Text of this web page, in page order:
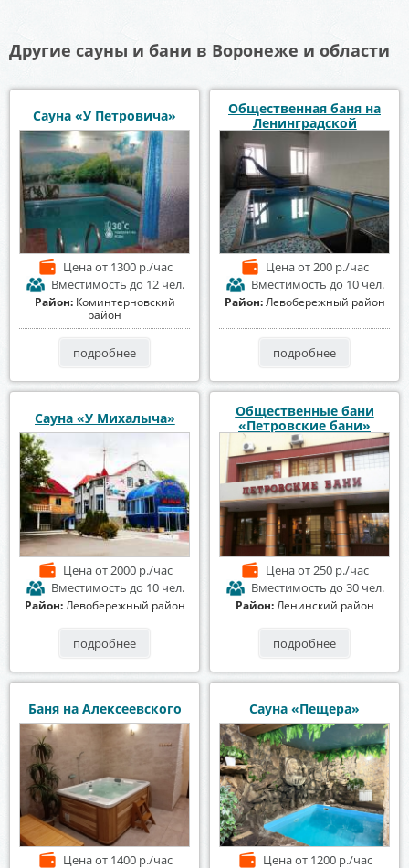
Другие сауны и бани в Воронеже и области
Сауна «У Петровича»
Ценаот 1300 р./час
Вместимость до 12 чел.
Район: Коминтерновский
район
подробнее
Общественная баня на
Ленинградской
Ценаот 200 р./час
Вместимость до 10 чел.
Район:Левобережный район
подробнее
Сауна «У Михалыча»
Ценаот 2000 р./час
Вместимость до 10 чел.
Район:Левобережный район
подробнее
Общественные бани
«Петровские бани»
Ценаот 250 р./час
Вместимость до 30 чел.
Район:Ленинский район
подробнее
Баня на Алексеевского
Ценаот 1400 р./час
Сауна «Пещера»
Ценаот 1200 р./час